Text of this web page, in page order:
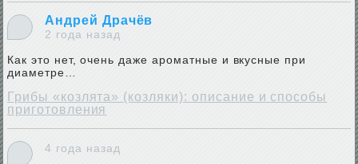
Андрей Драчёв
2 года назад
Как это нет, очень даже ароматные и вкусные при
диаметре…
Грибы «козлята» (козляки): описание и способы
приготовления
4 года назад